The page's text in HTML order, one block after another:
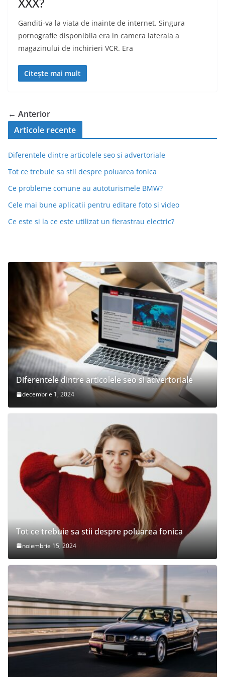
Ganditi-va la viata de inainte de internet. Singura
pornografie disponibila era in camera laterala a
magazinului de inchirieri VCR. Era
Citește mai mult
← Anterior
Articole recente
Diferentele dintre articolele seo si advertoriale
Tot ce trebuie sa stii despre poluarea fonica
Ce probleme comune au autoturismele BMW?
Cele mai bune aplicatii pentru editare foto si video
Ce este si la ce este utilizat un fierastrau electric?
Diferentele dintre articolele seo si advertoriale
decembrie 1, 2024
Tot ce trebuie sa stii despre poluarea fonica
noiembrie 15, 2024